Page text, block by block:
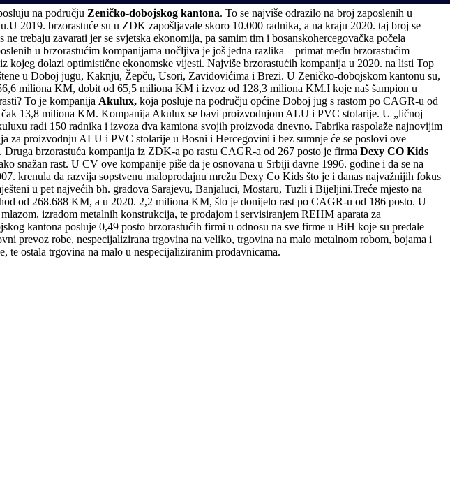
na području Zeničko-dobojskog kantona. To se najviše odrazilo na broj zaposlenih u
2019. brzorastuće su u ZDK zapošljavale skoro 10.000 radnika, a na kraju 2020. taj broj se
trebaju zavarati jer se svjetska ekonomija, pa samim tim i bosanskohercegovačka počela
u brzorastućim kompanijama uočljiva je još jedna razlika – primat među brzorastućim
kojeg dolazi optimistične ekonomske vijesti. Najviše brzorastućih kompanija u 2020. na listi Top
u Doboj jugu, Kaknju, Žepču, Usori, Zavidovićima i Brezi. U Zeničko-dobojskom kantonu su,
miliona KM, dobit od 65,5 miliona KM i izvoz od 128,3 miliona KM.I koje naš šampion u
To je kompanija Akulux, koja posluje na području općine Doboj jug s rastom po CAGR-u od
13,8 miliona KM. Kompanija Akulux se bavi proizvodnjom ALU i PVC stolarije. U „ličnoj
radi 150 radnika i izvoza dva kamiona svojih proizvoda dnevno. Fabrika raspolaže najnovijim
za proizvodnju ALU i PVC stolarije u Bosni i Hercegovini i bez sumnje će se poslovi ove
brzorastuća kompanija iz ZDK-a po rastu CAGR-a od 267 posto je firma Dexy CO Kids
rast. U CV ove kompanije piše da je osnovana u Srbiji davne 1996. godine i da se na
krenula da razvija sopstvenu maloprodajnu mrežu Dexy Co Kids što je i danas najvažnijih fokus
u pet najvećih bh. gradova Sarajevu, Banjaluci, Mostaru, Tuzli i Bijeljini.Treće mjesto na
od 268.688 KM, a u 2020. 2,2 miliona KM, što je donijelo rast po CAGR-u od 186 posto. U
izradom metalnih konstrukcija, te prodajom i servisiranjem REHM aparata za
kantona posluje 0,49 posto brzorastućih firmi u odnosu na sve firme u BiH koje su predale
prevoz robe, nespecijalizirana trgovina na veliko, trgovina na malo metalnom robom, bojama i
te ostala trgovina na malo u nespecijaliziranim prodavnicama.